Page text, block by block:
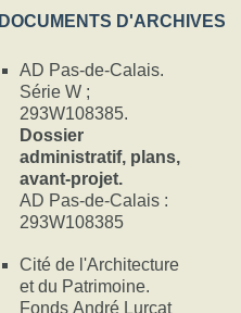
Les
DOCUMENTS D'ARCHIVES
AD Pas-de-Calais.
Série W ;
293W108385.
Dossier
administratif, plans,
avant-projet.
AD Pas-de-Calais :
293W108385
Cité de l'Architecture
et du Patrimoine.
Fonds André Lurçat